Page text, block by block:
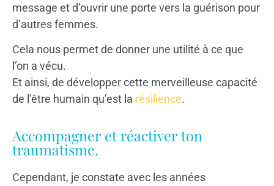
message et d’ouvrir une porte vers la guérison pour
d’autres femmes.
Cela nous permet de donner une utilité à ce que
l’on a vécu.
Et ainsi, de développer cette merveilleuse capacité
de l’être humain qu’est la résilience.
Accompagner et réactiver ton
traumatisme.
Cependant, je constate avec les années